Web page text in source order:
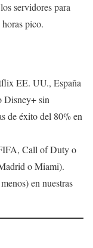
servidores para
pico.
EE. UU., España
Disney+ sin
de éxito del 80% en
Call of Duty o
o Miami).
en nuestras